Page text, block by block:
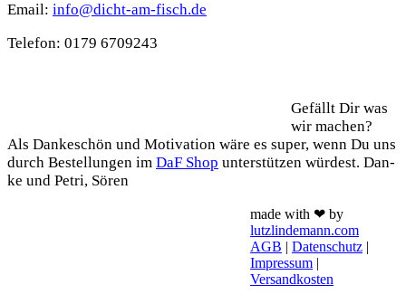
Email: info@dicht-am-fisch.de
Tele­fon: 0179 6709243
Gefällt Dir was
wir machen?
Als Dan­ke­schön und Moti­va­ti­on wäre es super, wenn Du uns
durch Bestel­lun­gen im DaF Shop unter­stüt­zen wür­dest. Dan­
ke und Petri, Sören
made with ❤ by
lutzlindemann.com
AGB | Datenschutz |
Impressum |
Versandkosten